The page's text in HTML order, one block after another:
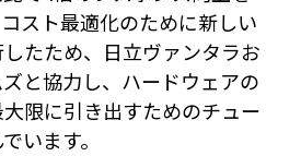
スト最適化のために新しい
たため、日立ヴァンタラお
と協力し、ハードウェアの
限に引き出すためのチュー
います。